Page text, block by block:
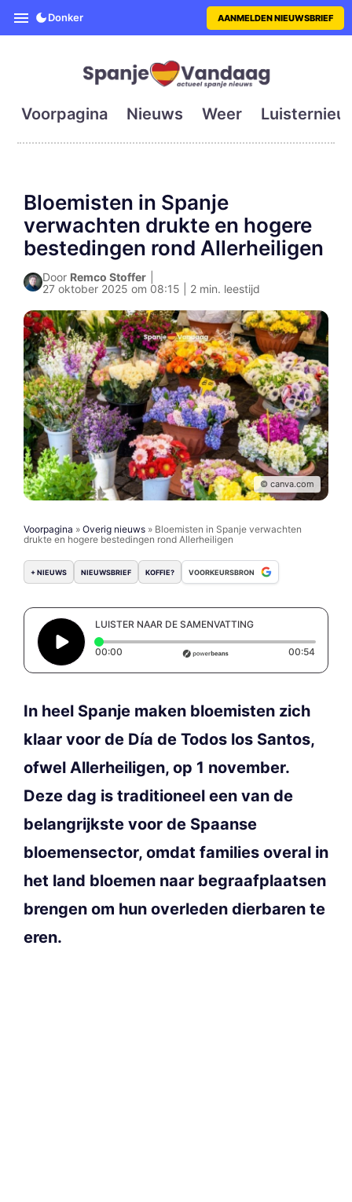
SpanjeVandaag is de eerste
Donker AANMELDEN NIEUWSBRIEF
Voorpagina Nieuws Weer
Bloemisten in Spanje
verwachten drukte en hogere
bestedingen rond Allerheiligen
Door Remco Stoffer
27 oktober 2025 om 08:15 | 2 min. leestijd
© canva.com
Voorpagina » Overig nieuws » Bloemisten in Spanje verwachten
drukte en hogere bestedingen rond Allerheiligen
+ NIEUWS NIEUWSBRIEF KOFFIE? VOORKEURSBRON
LUISTER NAAR DE SAMENVATTING
00:00 Elapsed time: 0 seconds 00:54
In heel Spanje maken bloemisten zich
klaar voor de Día de Todos los Santos,
ofwel Allerheiligen, op 1 november.
Deze dag is traditioneel een van de
belangrijkste voor de Spaanse
bloemensector, omdat families overal in
het land bloemen naar begraafplaatsen
brengen om hun overleden dierbaren te
eren.